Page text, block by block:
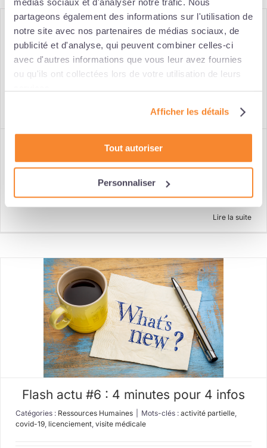
médias sociaux et d'analyser notre trafic. Nous
partageons également des informations sur l'utilisation de
notre site avec nos partenaires de médias sociaux, de
publicité et d'analyse, qui peuvent combiner celles-ci
avec d'autres informations que vous leur avez fournies
ou qu'ils ont collectées lors de votre utilisation de leurs
Afficher les détails
Tout autoriser
Personnaliser
Flash actu #7 : 4 minutes pour 4 infos
Catégories :Ressources Humaines | Mots-clés :activité partielle,
Lire la suite
Flash actu #6 : 4 minutes pour 4 infos
Catégories : Ressources Humaines Mots-clés : activité partielle,
covid-19, licenciement, visite médicale